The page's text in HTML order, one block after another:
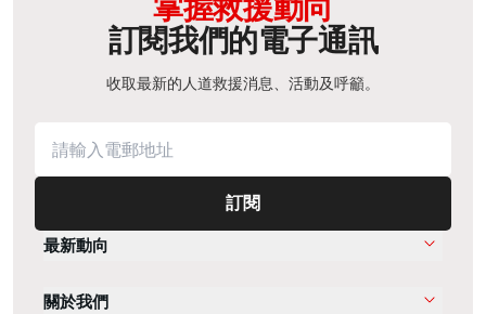
掌握救援動向
訂閱我們的電子通訊
收取最新的人道救援消息、活動及呼籲。
訂閱
最新動向
關於我們